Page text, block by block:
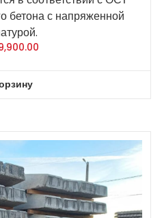
бетона с напряженной